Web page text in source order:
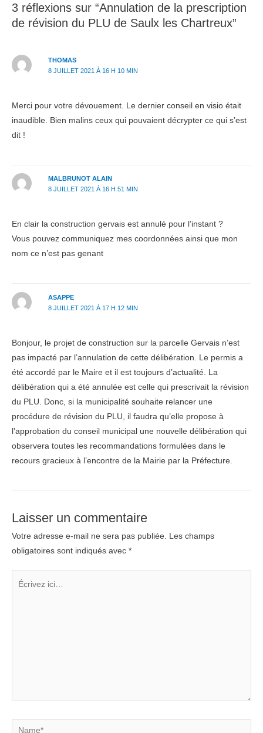
3 réflexions sur “Annulation de la prescription
de révision du PLU de Saulx les Chartreux”
THOMAS
8 JUILLET 2021 À 16 H 10 MIN
Merci pour votre dévouement. Le dernier conseil en visio était
inaudible. Bien malins ceux qui pouvaient décrypter ce qui s’est
dit !
MALBRUNOT ALAIN
8 JUILLET 2021 À 16 H 51 MIN
En clair la construction gervais est annulé pour l’instant ?
Vous pouvez communiquez mes coordonnées ainsi que mon
nom ce n’est pas genant
ASAPPE
8 JUILLET 2021 À 17 H 12 MIN
Bonjour, le projet de construction sur la parcelle Gervais n’est
pas impacté par l’annulation de cette délibération. Le permis a
été accordé par le Maire et il est toujours d’actualité. La
délibération qui a été annulée est celle qui prescrivait la révision
du PLU. Donc, si la municipalité souhaite relancer une
procédure de révision du PLU, il faudra qu’elle propose à
l’approbation du conseil municipal une nouvelle délibération qui
observera toutes les recommandations formulées dans le
recours gracieux à l’encontre de la Mairie par la Préfecture.
Laisser un commentaire
Votre adresse e-mail ne sera pas publiée. Les champs
obligatoires sont indiqués avec *
Name*